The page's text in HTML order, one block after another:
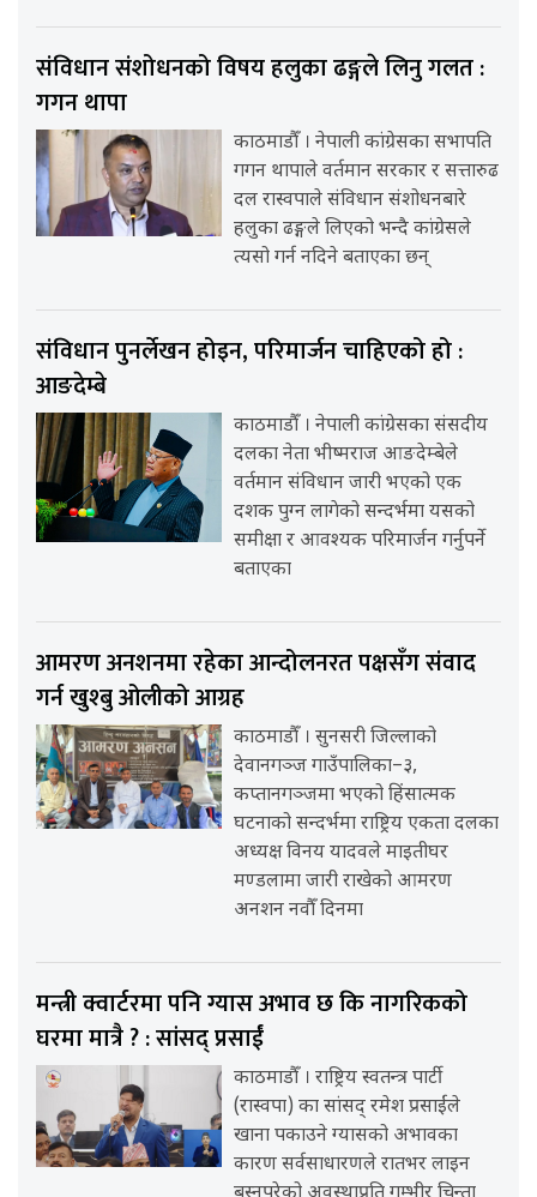
संविधान संशोधनको विषय हलुका ढङ्गले लिनु गलत :
गगन थापा
काठमाडौँ । नेपाली कांग्रेसका सभापति
गगन थापाले वर्तमान सरकार र सत्तारुढ
दल रास्वपाले संविधान संशोधनबारे
हलुका ढङ्गले लिएको भन्दै कांग्रेसले
त्यसो गर्न नदिने बताएका छन्
संविधान पुनर्लेखन होइन, परिमार्जन चाहिएको हो :
आङदेम्बे
काठमाडौँ । नेपाली कांग्रेसका संसदीय
दलका नेता भीष्मराज आङदेम्बेले
वर्तमान संविधान जारी भएको एक
दशक पुग्न लागेको सन्दर्भमा यसको
समीक्षा र आवश्यक परिमार्जन गर्नुपर्ने
बताएका
आमरण अनशनमा रहेका आन्दोलनरत पक्षसँग संवाद
गर्न खुश्बु ओलीको आग्रह
काठमाडौँ । सुनसरी जिल्लाको
देवानगञ्ज गाउँपालिका–३,
कप्तानगञ्जमा भएको हिंसात्मक
घटनाको सन्दर्भमा राष्ट्रिय एकता दलका
अध्यक्ष विनय यादवले माइतीघर
मण्डलामा जारी राखेको आमरण
अनशन नवौँ दिनमा
मन्त्री क्वार्टरमा पनि ग्यास अभाव छ कि नागरिकको
घरमा मात्रै ? : सांसद् प्रसाईं
काठमाडौँ । राष्ट्रिय स्वतन्त्र पार्टी
(रास्वपा) का सांसद् रमेश प्रसाईंले
खाना पकाउने ग्यासको अभावका
कारण सर्वसाधारणले रातभर लाइन